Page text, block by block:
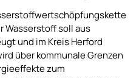
Wasserstoff soll aus
und im Kreis Herford
über kommunale Grenzen
zum